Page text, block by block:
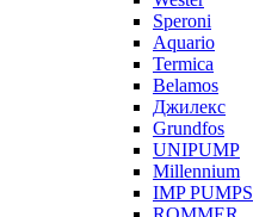
Speroni
Aquario
Termica
Belamos
Джилекс
Grundfos
UNIPUMP
Millennium
IMP PUMPS